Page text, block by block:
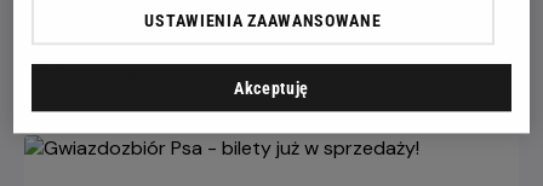
Manem w swoim otoczeniu.USTAWIENIA ZAAWANSOWANE
Akceptuję